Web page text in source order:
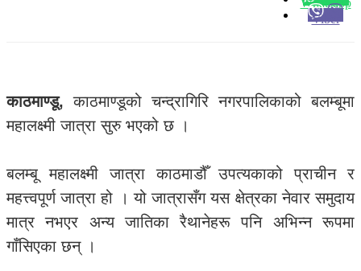
Whatsapp
Viber
काठमाण्डू,काठमाण्डूको चन्द्रागिरि नगरपालिकाको बलम्बूमा
महालक्ष्मी जात्रा सुरु भएको छ ।
बलम्बू महालक्ष्मी जात्रा काठमाडौँ उपत्यकाको प्राचीन र
महत्त्वपूर्ण जात्रा हो । यो जात्रासँग यस क्षेत्रका नेवार समुदाय
मात्र नभएर अन्य जातिका रैथानेहरू पनि अभिन्न रूपमा
गाँसिएका छन् ।